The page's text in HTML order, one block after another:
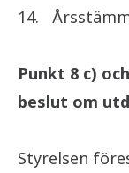
14.
Punkt 8 c)
beslut om
Styrelsen